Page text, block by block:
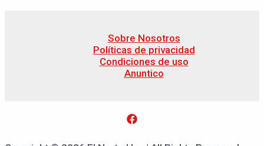
Sobre Nosotros
Políticas de privacidad
Condiciones de uso
Anuntico